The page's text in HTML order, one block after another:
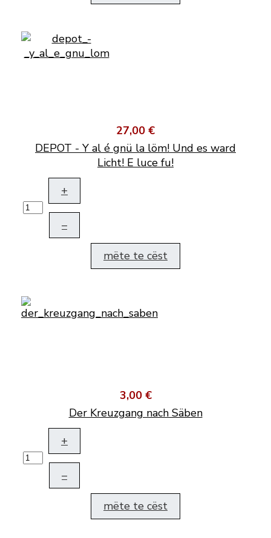
27,00 €
DEPOT - Y al é gnü la löm! Und es ward
Licht! E luce fu!
+
–
mëte te cëst
3,00 €
Der Kreuzgang nach Säben
+
–
mëte te cëst